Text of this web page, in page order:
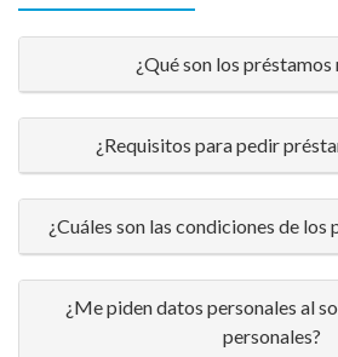
¿Qué son los préstamos
¿Requisitos para pedir
¿Cuáles son las condiciones de los
¿Me piden datos personales al
personales?